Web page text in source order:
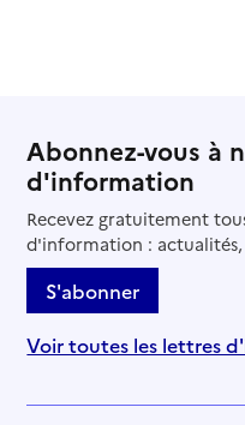
Abonnez-vous à
d'information
Recevez gratuitement
d'information : actualités,
S'abonner
Voir toutes les lettres